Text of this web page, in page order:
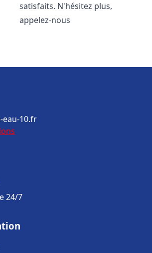
satisfaits. N'hésitez plus,
appelez-nous
eau-10.fr
24/7